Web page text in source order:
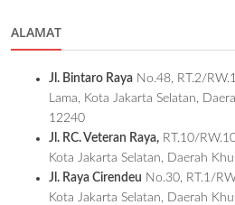
ALAMAT
Jl. Bintaro Raya No.48, RT.2/
Lama, Kota Jakarta Selatan,
12240
Jl. RC. Veteran Raya, RT.10/
Kota Jakarta Selatan, Daerah
Jl. Raya Cirendeu No.30, RT.1/
Kota Jakarta Selatan, Daerah